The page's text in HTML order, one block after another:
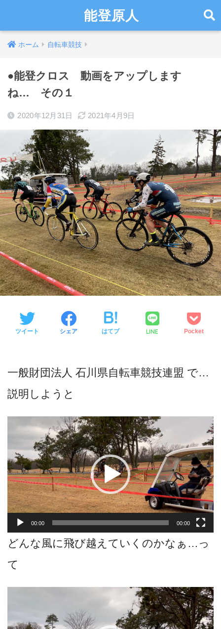
能登原人
ホーム 自転車競技
●能登クロス 動画をアップします
ね… その１
2020年12月31日 2021年4月9日
ツイート シェア はてブ LINE Pocket
一般財団法人 石川県自転車競技連盟 で…
説明しようと
プ
レ
ー
ヤ
ー
00:00 00:00
どんな風に飛び越えていくのかなぁ…っ
て
プ